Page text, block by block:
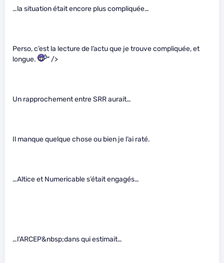
…la situation était encore plus compliquée…
Perso, c’est la lecture de l’actu que je trouve compliquée, et
longue.
" />
Un rapprochement entre SRR aurait…
Il manque quelque chose ou bien je l’ai raté.
…Altice et Numericable s’était engagés…
…l’ARCEP&nbsp;dans qui estimait…